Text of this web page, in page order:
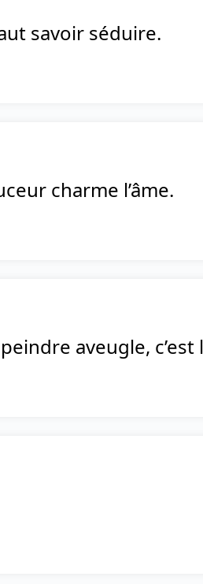
savoir séduire.
charme l’âme.
aveugle,